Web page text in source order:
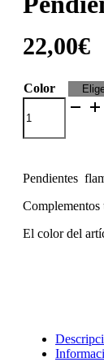
22,00€
Color
Pendientes
lagrima
Varios
cantidad
Pendientes
Complementos
El color del